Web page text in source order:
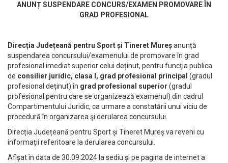
ANUNȚ SUSPENDARE CONCURS/EXAMEN PROMOVARE ÎN
GRAD PROFESIONAL
Direcția Județeană pentru Sport și Tineret Mureșanunță
suspendarea concursului/examenului de promovare în grad
profesional imediat superior celui deținut, pentru funcția publica
de consilier juridic, clasa I, grad profesional principal (gradul
profesional deținut) în grad profesional superior (gradul
profesional pentru care se organizează examenul) din cadrul
Compartimentului Juridic, ca urmare a constatării unui viciu de
procedură în organizarea şi derularea concursului.
Direcția Județeană pentru Sport și Tineret Mureș va reveni cu
informații referitoare la derularea concursului.
Afișat în data de 30.09.2024 la sediu și pe pagina de internet a